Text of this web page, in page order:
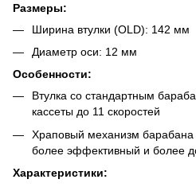
Размеры:
Ширина втулки (OLD): 142 мм
Диаметр оси: 12 мм
Особенности:
Втулка со стандартным
кассеты до 11 скоростей
Храповый механизм барабана
более эффективный и более
Характеристики: